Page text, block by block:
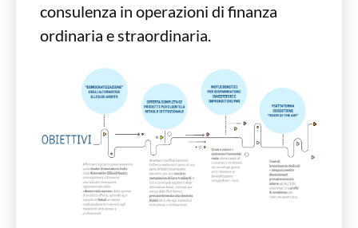
consulenza in operazioni di finanza
ordinaria e straordinaria.